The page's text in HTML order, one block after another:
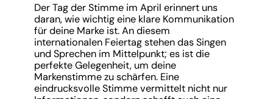
Der Tag der Stimme im April erinnert uns
daran, wie wichtig eine klare Kommunikation
für deine Marke ist. An diesem
internationalen Feiertag stehen das Singen
und Sprechen im Mittelpunkt; es ist die
perfekte Gelegenheit, um deine
Markenstimme zu schärfen. Eine
eindrucksvolle Stimme vermittelt nicht nur